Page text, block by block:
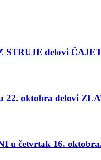
STRUJE delovi
22. oktobra delovi
u četvrtak 16.